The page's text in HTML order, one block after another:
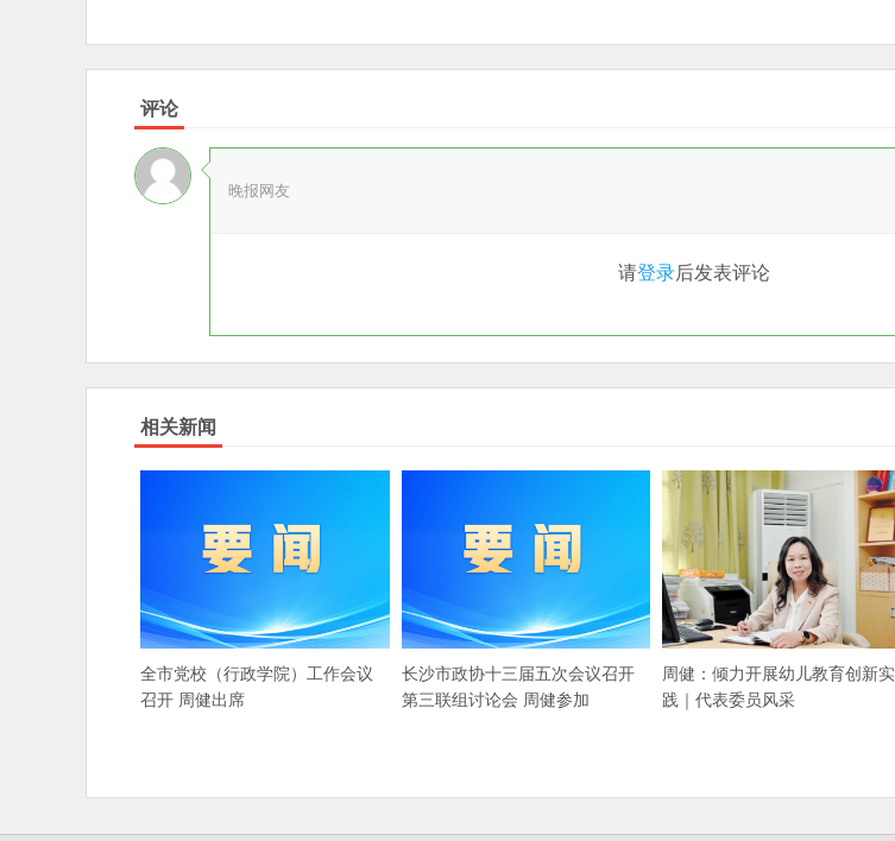
评论
晚报网友
请登录后发表评论
相关新闻
全市党校（行政学院）工作会议
召开 周健出席
长沙市政协十三届五次会议召开
第三联组讨论会 周健参加
周健：倾力开展幼儿教育创新实
践｜代表委员风采